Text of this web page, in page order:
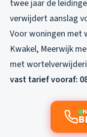
twee jaar de
verwijdert aanslag
Voor woningen met
Kwakel, Meerwijk
met
vast tarief vooraf: